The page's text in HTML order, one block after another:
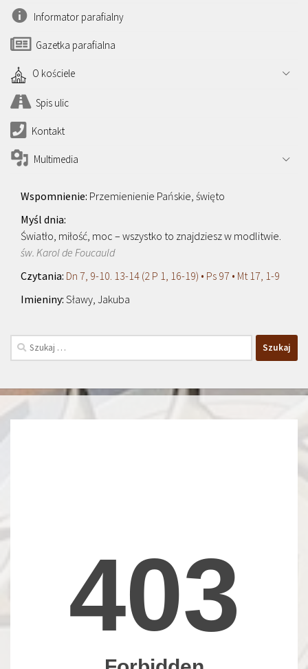
Informator parafialny
Gazetka parafialna
O kościele
Spis ulic
Kontakt
Multimedia
Przemienienie Pańskie, święto
Światło, miłość, moc – wszystko to znajdziesz w modlitwie.
św. Karol de Foucauld
Dn 7, 9-10. 13-14 (2 P 1, 16-19) • Ps 97 • Mt 17, 1-9
Sławy, Jakuba
Szukaj: